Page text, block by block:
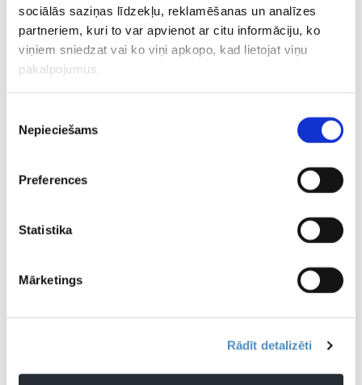
sociālās saziņas līdzekļu, reklamēšanas un analīzes
partneriem, kuri to var apvienot ar citu informāciju, ko
viņiem sniedzat vai ko viņi apkopo, kad lietojat viņu
pakalpojumus.
izvēle
Nepieciešams
Preferences
Statistika
Mārketings
Rādīt detalizēti
Problēmas
pārvarētas?
Ostapenko iekļūst
Toronto dubultspēļu
1/4 finālā
Lieliskā formā esošie
Pļaviņš/Fokerots
sasniedz Hamburgas
turnīra pusfinālu
Latvijas
zaudē